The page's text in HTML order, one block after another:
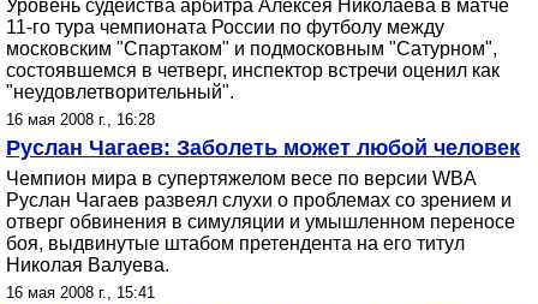
Уровень судейства арбитра Алексея Николаева в матче
11-го тура чемпионата России по футболу между
московским "Спартаком" и подмосковным "Сатурном",
состоявшемся в четверг, инспектор встречи оценил как
"неудовлетворительный".
16 мая 2008 г., 16:28
Руслан Чагаев: Заболеть может любой человек
Чемпион мира в супертяжелом весе по версии WBA
Руслан Чагаев развеял слухи о проблемах со зрением и
отверг обвинения в симуляции и умышленном переносе
боя, выдвинутые штабом претендента на его титул
Николая Валуева.
16 мая 2008 г., 15:41